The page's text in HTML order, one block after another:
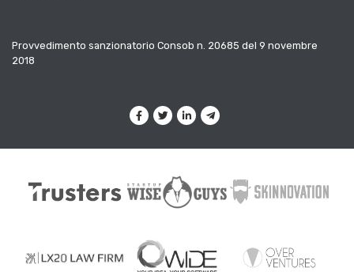
Provvedimento sanzionatorio Consob n. 20685 del 9 novembre
2018